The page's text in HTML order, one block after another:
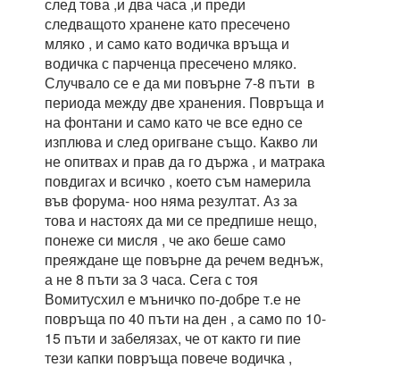
следващото хранене като пресечено
мляко , и само като водичка връща и
водичка с парченца пресечено мляко.
Случвало се е да ми повърне 7-8 пъти в
периода между две хранения. Повръща и
на фонтани и само като че все едно се
изплюва и след оригване също. Какво ли
не опитвах и прав да го държа , и матрака
повдигах и всичко , което съм намерила
във форума- ноо няма резултат. Аз за
това и настоях да ми се предпише нещо,
понеже си мисля , че ако беше само
преяждане ще повърне да речем веднъж,
а не 8 пъти за 3 часа. Сега с тоя
Вомитусхил е мъничко по-добре т.е не
повръща по 40 пъти на ден , а само по 10-
15 пъти и забелязах, че от както ги пие
тези капки повръща повече водичка ,